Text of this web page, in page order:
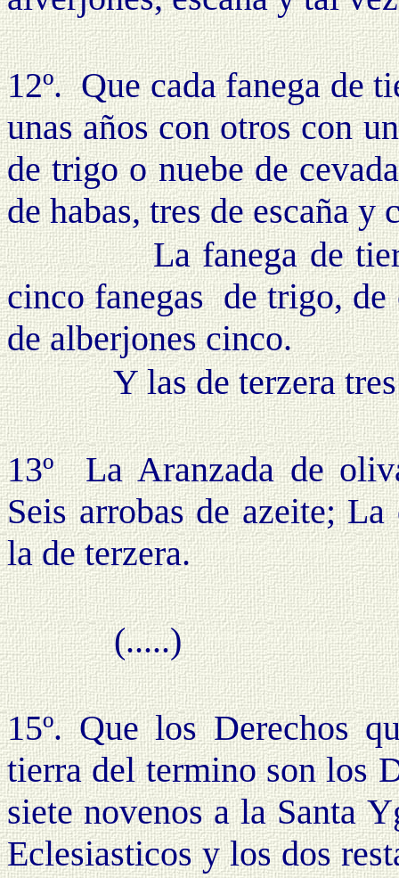
12º. Que cada fanega de
unas años con otros con
de trigo o nuebe de
de habas, tres de escaña
La fanega de tierra
cinco fanegas de trigo, de
de alberjones cinco.
Y las de terzera tres
13º La Aranzada de
Seis arrobas de azeite;
la de terzera.
(.....)
15º. Que los Derechos
tierra del termino son los
siete novenos a la Santa
Eclesiasticos y los dos